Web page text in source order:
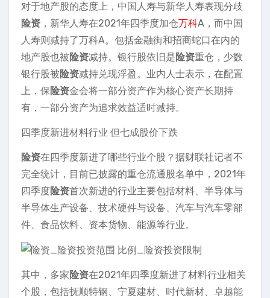
对于地产股的态度上，中国人寿与新华人寿表现分歧
险资 ，新华人寿在2021年四季度加仓万科A，而中国
人寿则减持了万科A。包括金融街和招商蛇口在内的
地产股也被险资减持。银行股依旧是险资重仓，少数
银行股被险资减持兑现浮盈。业内人士表示，在配置
上，保险资金会将一部分资产作为核心资产长期持
有，一部分资产为追求效益适时减持。
四季度新进材料行业 但七成股价下跌
险资在四季度新进了哪些行业个股？据财联社记者不
完全统计，目前已披露的重仓流通股名单中，2021年
四季度险资首次新进的行业主要包括材料、半导体与
半导体生产设备、技术硬件与设备、汽车与汽车零部
件、食品饮料、资本货物、能源等行业。
其中，多家险资在2021年四季度新进了材料行业相关
个股，包括抚顺特钢、宁夏建材、时代新材、卓越能